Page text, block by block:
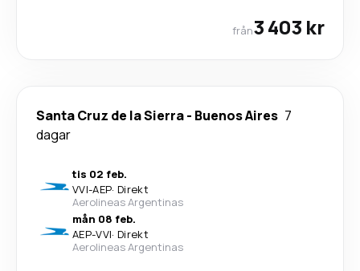
från3 403 kr
Santa Cruz de la Sierra- Buenos Aires 7
dagar
tis 02 feb.
VVI-AEP· Direkt
Aerolineas Argentinas
mån 08 feb.
AEP-VVI· Direkt
Aerolineas Argentinas